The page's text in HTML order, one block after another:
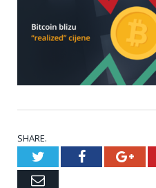
SHARE.
TwitterFacebook
Email